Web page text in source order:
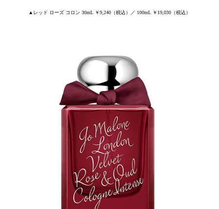
▲レッド ローズ コロン 30mL ￥9,240（税込）／ 100mL ￥19,030（税込）